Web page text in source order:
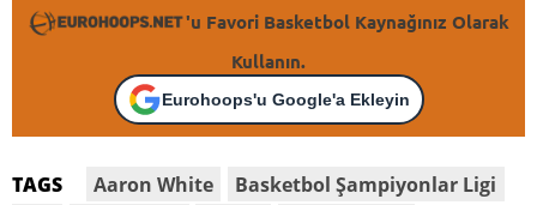
'u Favori Basketbol Kaynağınız Olarak
Kullanın.
Eurohoops'u Google'a Ekleyin
TAGS Aaron White
Basketbol Şampiyonlar Ligi